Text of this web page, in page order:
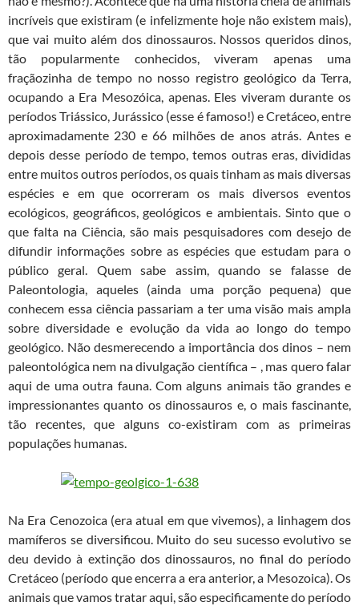
incríveis que existiram (e infelizmente hoje não existem mais),
que vai muito além dos dinossauros. Nossos queridos dinos,
tão popularmente conhecidos, viveram apenas uma
fraçãozinha de tempo no nosso registro geológico da Terra,
ocupando a Era Mesozóica, apenas. Eles viveram durante os
períodos Triássico, Jurássico (esse é famoso!) e Cretáceo, entre
aproximadamente 230 e 66 milhões de anos atrás. Antes e
depois desse período de tempo, temos outras eras, divididas
entre muitos outros períodos, os quais tinham as mais diversas
espécies e em que ocorreram os mais diversos eventos
ecológicos, geográficos, geológicos e ambientais. Sinto que o
que falta na Ciência, são mais pesquisadores com desejo de
difundir informações sobre as espécies que estudam para o
público geral. Quem sabe assim, quando se falasse de
Paleontologia, aqueles (ainda uma porção pequena) que
conhecem essa ciência passariam a ter uma visão mais ampla
sobre diversidade e evolução da vida ao longo do tempo
geológico. Não desmerecendo a importância dos dinos – nem
paleontológica nem na divulgação científica – , mas quero falar
aqui de uma outra fauna. Com alguns animais tão grandes e
impressionantes quanto os dinossauros e, o mais fascinante,
tão recentes, que alguns co-existiram com as primeiras
populações humanas.
Na Era Cenozoica (era atual em que vivemos), a linhagem dos
mamíferos se diversificou. Muito do seu sucesso evolutivo se
deu devido à extinção dos dinossauros, no final do período
Cretáceo (período que encerra a era anterior, a Mesozoica). Os
animais que vamos tratar aqui, são especificamente do período